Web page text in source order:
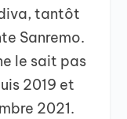
tantôt
Sanremo.
le sait pas
2019 et
2021.